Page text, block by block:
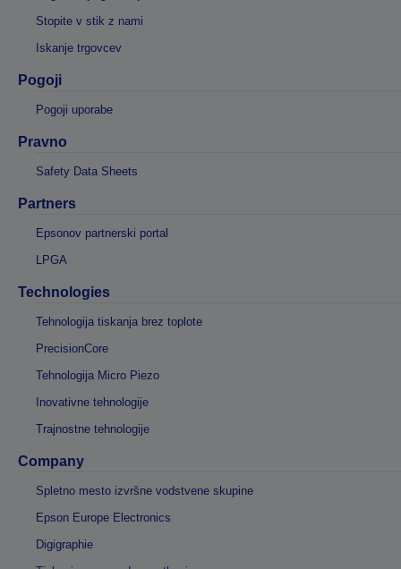
Stopite v stik z nami
Iskanje trgovcev
Pogoji
Pogoji uporabe
Pravno
Safety Data Sheets
Partners
Epsonov partnerski portal
LPGA
Technologies
Tehnologija tiskanja brez toplote
PrecisionCore
Tehnologija Micro Piezo
Inovativne tehnologije
Trajnostne tehnologije
Company
Spletno mesto izvršne vodstvene skupine
Epson Europe Electronics
Digigraphie